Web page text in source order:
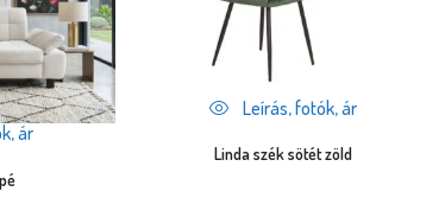
ár
Leírás, fotók, ár
Linda szék sötét zöld